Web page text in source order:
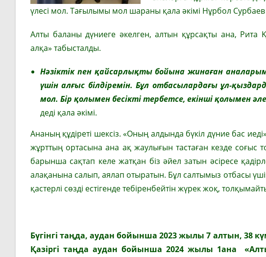
үлесі мол. Тағылымы мол шараны қала әкімі Нұрбол
Алты баланы дүниеге әкелген, алтын құрсақты ана, Рита
алқа» табысталды.
Нәзіктік пен қайсарлықты бойына жинаған
үшін алғыс білдіремін. Бұл отбасылардағы ұл-
мол. Бір қолымен бесікті тербетсе, екінші қолымен
деді қала әкімі.
Ананың құдіреті шексіз. «Оның алдында бүкіл дүние бас
жұрттың ортасына ана ақ жаулығын тастаған кезде соғыс
барынша сақтап келе жатқан біз әйел затын әсіресе
алақанына салып, аялап отыратын. Бұл салтымыз отбасы
қастерлі сөзді естігенде тебіренбейтін жүрек жоқ,
Бүгінгі таңда, аудан бойынша 2023 жылы 7 алтын, 38
Қазіргі таңда аудан бойынша 2024 жылы 1ана